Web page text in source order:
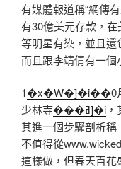
有媒體報道稱“網傳
有30億美元存款，
等明星有染，並且還
而且跟李靖倩有一個
1�x�W�]�i��0
少林寺
���ߥ]�i
其進一個步驟剖析稱
不值得從
這樣做，但春天百